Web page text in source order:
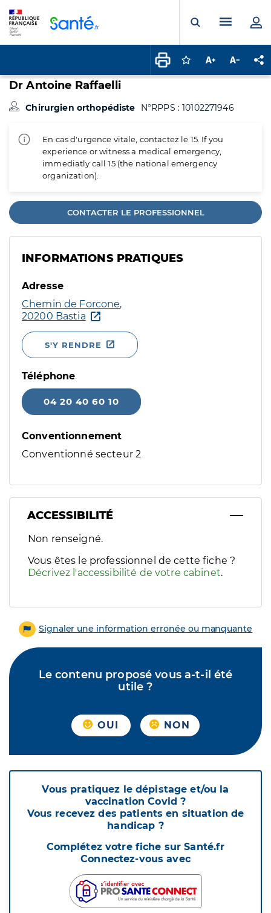
Ouvrir laMenu
Connectez-vous
Augmenter la
Dr Antoine Raffaelli
Chirurgien orthopédiste N°RPPS : 10102271946
En cas d'urgence vitale, contactez le 15. If you
experience or witness a medical emergency,
immediatly call 15 (the national emergency
organization).
CONTACTER LE PROFESSIONNEL
INFORMATIONS PRATIQUES
Adresse
Chemin de Forcone,
20200 Bastia
S'Y RENDRE
Téléphone
04 20 40 60 10
Conventionnement
Conventionné secteur 2
ACCESSIBILITÉ
Filtres
Sélectionnez un ou plusieurs handicaps/besoins
Non renseigné.
Vous êtes le professionnel de cette fiche ?
Décrivez l'accessibilité de votre cabinet.
Signaler une information erronée ou manquante
Le contenu proposé vous a-t-il été
utile ?
OUI NON
Vous pratiquez le dépistage et/ou la
vaccination Covid ?
Vous recevez des patients en situation de
handicap ?
Complétez votre fiche sur Santé.fr
Connectez-vous avec